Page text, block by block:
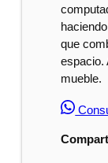
que
espacio.
mueble.